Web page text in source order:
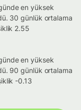
en yüksek
30 günlük ortalama
2.55
en yüksek
90 günlük ortalama
-0.13